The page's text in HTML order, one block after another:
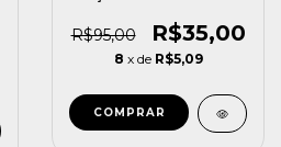
R$95,00 R$35,00
8 x de R$5,09
COMPRAR